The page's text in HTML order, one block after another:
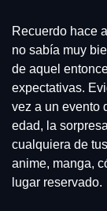
Recuerdo hace
no sabía muy
de aquel
expectativas.
vez a un evento
edad, la
cualquiera de
anime, manga,
lugar reservado.